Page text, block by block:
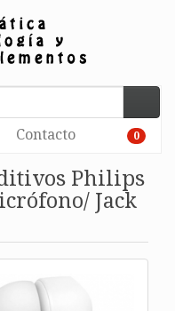
Contacto 0
Philips
Jack